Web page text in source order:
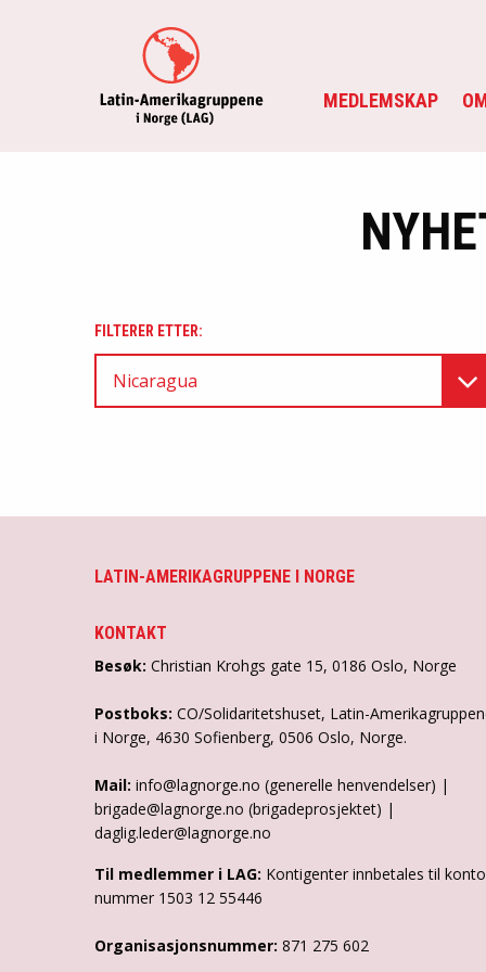
MEDLEMSKAP
FILTERER ETTER:
Nicaragua
LATIN-AMERIKAGRUPPENE I NORGE
KONTAKT
Besøk: Christian Krohgs gate 15, 0186 Oslo, Norge
Postboks: CO/Solidaritetshuset, Latin-
i Norge, 4630 Sofienberg, 0506 Oslo, Norge.
Mail: info@lagnorge.no (generelle henvendelser) |
brigade@lagnorge.no (brigadeprosjektet) |
daglig.leder@lagnorge.no
Til medlemmer i LAG: Kontigenter innbetales til konto
nummer 1503 12 55446
Organisasjonsnummer: 871 275 602